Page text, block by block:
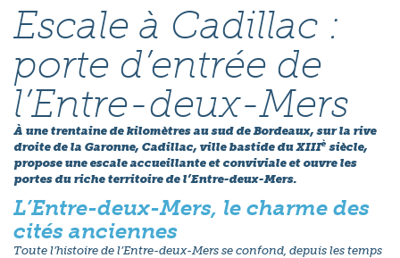
Escale à Cadillac :
porte d’entrée de
l’Entre-deux-Mers
À une trentaine de kilomètres au sud de Bordeaux, sur la rive
droite de la Garonne, Cadillac, ville bastide du XIIIè siècle,
propose une escale accueillante et conviviale et ouvre les
portes du riche territoire de l’Entre-deux-Mers.
L’Entre-deux-Mers, le charme des
cités anciennes
Toute l’histoire de l’Entre-deux-Mers se confond, depuis les temps